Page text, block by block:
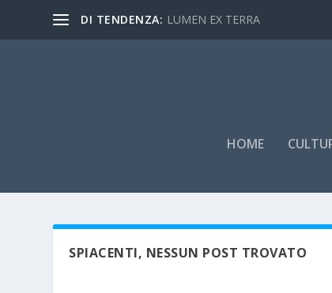
DI TENDENZA: LUMEN EX TERRA
HOME
SPIACENTI, NESSUN POST TROVATO